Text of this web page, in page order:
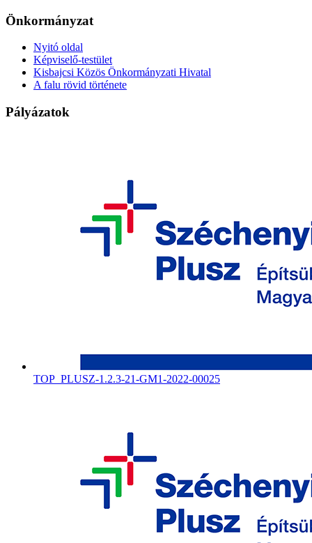
Önkormányzat
Nyitó oldal
Képviselő-testület
Kisbajcsi Közös Önkormányzati Hivatal
A falu rövid története
Pályázatok
TOP_PLUSZ-1.2.3-21-GM1-2022-00025